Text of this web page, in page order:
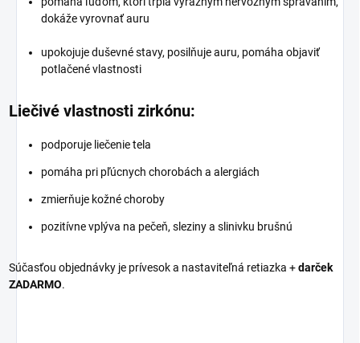
dokáže vyrovnať auru
upokojuje duševné stavy, posilňuje auru, pomáha objaviť
potlačené vlastnosti
Liečivé vlastnosti zirkónu:
podporuje liečenie tela
pomáha pri pľúcnych chorobách a alergiách
zmierňuje kožné choroby
pozitívne vplýva na pečeň, sleziny a slinivku brušnú
Súčasťou objednávky je prívesok a nastaviteľná retiazka +darček
ZADARMO.